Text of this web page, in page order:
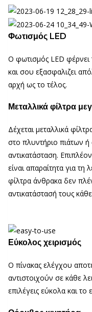
Φωτισμός LED
Ο φωτισμός LED φέρνει
και σου εξασφαλιζει
αρχή ως το τέλος.
Μεταλλικά φίλτρα
Δέχεται μεταλλικά
στο πλυντήριο πιάτων ή
αντικατάσταση.
είναι απαραίτητα για
φίλτρα άνθρακα δεν
αντικατάστασή τους
Εύκολος χειρισμός
Ο πίνακας ελέγχου
αντιστοιχούν σε κάθε
επιλέγεις εύκολα και